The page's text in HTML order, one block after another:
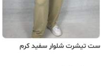
ست تیشرت شلوار سفید کرم